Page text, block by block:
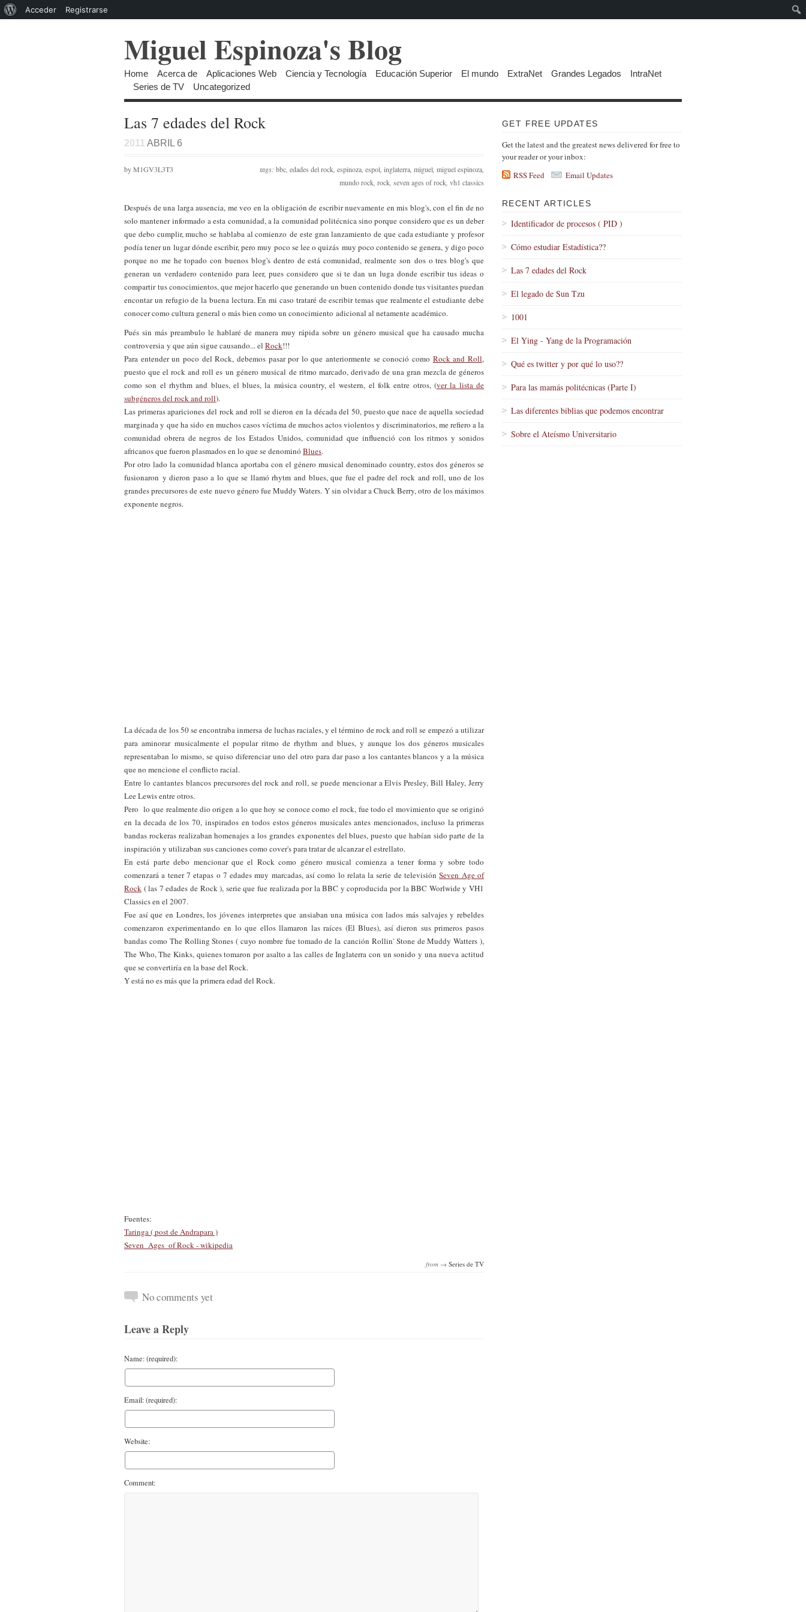
Miguel Espinoza's Blog
Home Acerca de Aplicaciones Web Ciencia y Tecnología Educación Superior El mundo ExtraNet Grandes Legados
IntraNet
Series de TV
Uncategorized
Las 7 edades del Rock
2011 ABRIL 6
tags: bbc edades del rock espinoza espol inglaterra miguel miguel espinoza
mundo rock rock seven ages of rock vh1 classics
by M1GV3L3T3
Después de una larga ausencia, me veo en la obligación de escribir nuevamente en mis blog's, con el fin de no
solo mantener informado a esta comunidad, a la comunidad politécnica sino porque considero que es un deber
que debo cumplir, mucho se hablaba al comienzo de este gran lanzamiento de que cada estudiante y profesor
podía tener un lugar dónde escribir, pero muy poco se lee o quizás muy poco contenido se genera, y digo poco
porque no me he topado con buenos blog's dentro de está comunidad, realmente son dos o tres blog's que
generan un verdadero contenido para leer, pues considero que si te dan un luga donde escribir tus ideas o
compartir tus conocimientos, que mejor hacerlo que generando un buen contenido donde tus visitantes puedan
encontar un refugio de la buena lectura. En mi caso trataré de escribir temas que realmente el estudiante debe
conocer como cultura general o más bien como un conocimiento adicional al netamente académico.
Pués sin más preambulo le hablaré de manera muy rápida sobre un género musical que ha causado mucha
controversia y que aún sigue causando... el Rock!!!
Para entender un poco del Rock, debemos pasar por lo que anteriormente se conoció como Rock and Roll,
puesto que el rock and roll es un género musical de ritmo marcado, derivado de una gran mezcla de géneros
como son el rhythm and blues, el blues, la música country, el western, el folk entre otros, (ver la lista de
subgéneros del rock and roll).
Las primeras apariciones del rock and roll se dieron en la década del 50, puesto que nace de aquella sociedad
marginada y que ha sido en muchos casos víctima de muchos actos violentos y discriminatorios, me refiero a la
comunidad obrera de negros de los Estados Unidos, comunidad que influenció con los ritmos y sonidos
africanos que fueron plasmados en lo que se denominó Blues.
Por otro lado la comunidad blanca aportaba con el género musical denominado country, estos dos géneros se
fusionaron y dieron paso a lo que se llamó rhytm and blues, que fue el padre del rock and roll, uno de los
grandes precursores de este nuevo género fue Muddy Waters. Y sin olvidar a Chuck Berry, otro de los máximos
exponente negros.
La década de los 50 se encontraba inmersa de luchas raciales, y el término de rock and roll se empezó a utilizar
para aminorar musicalmente el popular ritmo de rhythm and blues, y aunque los dos géneros musicales
representaban lo mismo, se quiso diferenciar uno del otro para dar paso a los cantantes blancos y a la música
que no mencione el conflicto racial.
Entre lo cantantes blancos precursores del rock and roll, se puede mencionar a Elvis Presley, Bill Haley, Jerry
Lee Lewis entre otros.
Pero lo que realmente dio origen a lo que hoy se conoce como el rock, fue todo el movimiento que se originó
en la decada de los 70, inspirados en todos estos géneros musicales antes mencionados, incluso la primeras
bandas rockeras realizaban homenajes a los grandes exponentes del blues, puesto que habían sido parte de la
inspiración y utilizaban sus canciones como cover's para tratar de alcanzar el estrellato.
En está parte debo mencionar que el Rock como género musical comienza a tener forma y sobre todo
comenzará a tener 7 etapas o 7 edades muy marcadas, así como lo relata la serie de televisiónSeven Age of
Rock ( las 7 edades de Rock ), serie que fue realizada por la BBC y coproducida por la BBC Worlwide y VH1
Classics en el 2007.
Fue así que en Londres, los jóvenes interpretes que ansiaban una música con lados más salvajes y rebeldes
comenzaron experimentando en lo que ellos llamaron las raíces (El Blues), así dieron sus primeros pasos
bandas como The Rolling Stones ( cuyo nombre fue tomado de la canción Rollin' Stone de Muddy Watters ),
The Who, The Kinks, quienes tomaron por asalto a las calles de Inglaterra con un sonido y una nueva actitud
que se convertiría en la base del Rock.
Y está no es más que la primera edad del Rock.
Fuentes:
Taringa ( post de Andrapara )
Seven Ages of Rock - wikipedia
from → Series de TV
No comments yet
Leave a Reply
Name: (required):
Email: (required):
Website:
Comment:
GET FREE UPDATES
Get the latest and the greatest news delivered for free to
your reader or your inbox:
RSS Feed
Email Updates
RECENT ARTICLES
Identificador de procesos ( PID )
Cómo estudiar Estadística??
Las 7 edades del Rock
El legado de Sun Tzu
1001
El Ying - Yang de la Programación
Qué es twitter y por qué lo uso??
Para las mamás politécnicas (Parte I)
Las diferentes biblias que podemos encontrar
Sobre el Ateísmo Universitario
Acerca
Acceder Registrarse